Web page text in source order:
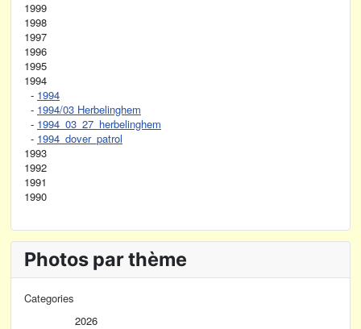
1999
1998
1997
1996
1995
1994
- 1994
- 1994/03 Herbelinghem
- 1994_03_27_herbelinghem
- 1994_dover_patrol
1993
1992
1991
1990
Photos par thème
Categories
2026